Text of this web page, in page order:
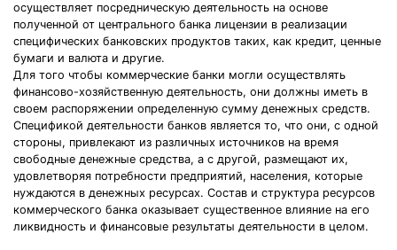
осуществляет посредническую деятельность на основе
полученной от центрального банка лицензии в реализации
специфических банковских продуктов таких, как кредит, ценные
бумаги и валюта и другие.
Для того чтобы коммерческие банки могли осуществлять
финансово-хозяйственную деятельность, они должны иметь в
своем распоряжении определенную сумму денежных средств.
Спецификой деятельности банков является то, что они, с одной
стороны, привлекают из различных источников на время
свободные денежные средства, а с другой, размещают их,
удовлетворяя потребности предприятий, населения, которые
нуждаются в денежных ресурсах. Состав и структура ресурсов
коммерческого банка оказывает существенное влияние на его
ликвидность и финансовые результаты деятельности в целом.